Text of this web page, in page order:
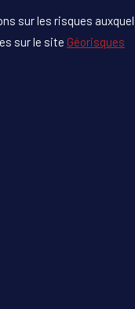
sur les risques
sur le site Géorisques